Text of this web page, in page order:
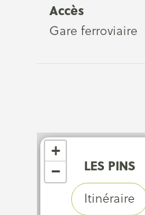
Accès
Gare ferroviaire
LES PINS
Itinéraire
+
−